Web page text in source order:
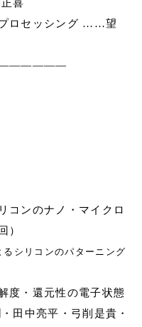
喜
ロセッシング ……望
ンのナノ・マイクロ
）
シリコンのパターニング
・還元性の電子状態
中亮平・弓削是貴・